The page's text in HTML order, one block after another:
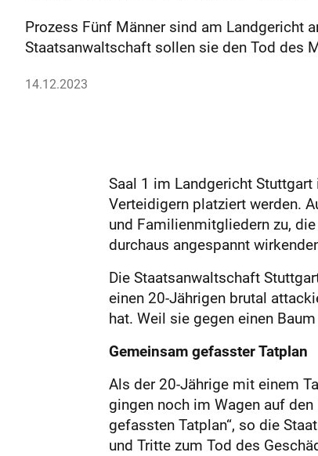
Prozess Fünf Männer sind am Landgericht
Staatsanwaltschaft sollen sie den Tod des
14.12.2023
Saal 1 im Landgericht
Verteidigern platziert werden.
und Familienmitgliedern zu,
durchaus angespannt
Die Staatsanwaltschaft
einen 20-Jährigen brutal
hat. Weil sie gegen einen
Gemeinsam gefasster Tatplan
Als der 20-Jährige mit einem
gingen noch im Wagen auf
gefassten Tatplan“, so die
und Tritte zum Tod des